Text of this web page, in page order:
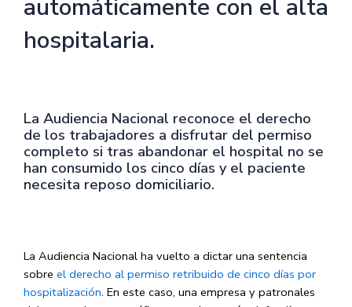
automáticamente con el alta
hospitalaria.
La Audiencia Nacional reconoce el derecho
de los trabajadores a disfrutar del permiso
completo si tras abandonar el hospital no se
han consumido los cinco días y el paciente
necesita reposo domiciliario.
La Audiencia Nacional ha vuelto a dictar una sentencia
sobre el derecho al permiso retribuido de cinco días por
hospitalización. En este caso, una empresa y patronales